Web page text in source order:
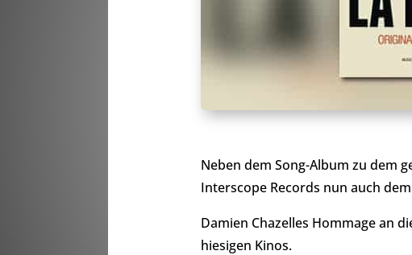
Neben dem Song-Album zu dem
Interscope Records nun auch
Damien Chazelles Hommage an
hiesigen Kinos.